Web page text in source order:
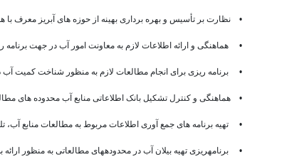
• نظارت بر تأسیس و بهره برداری بهینه از حوزه های آبریز معرف با
• هماهنگی و ارائه اطلاعات لازم به معاونت امور آب در جهت
• برنامه ریزی برای انجام مطالعات لازم به منظور شناخت کمیت آب
• هماهنگی و کنترل تشکیل بانک اطلاعاتی منابع آب محدوده های
• تهیه برنامه های جمع آوری اطلاعات مربوط به مطالعات منابع آب،
• برنامه­ریزی تهیه بیلان آب در محدوده­های مطالعاتی به منظور ارائه